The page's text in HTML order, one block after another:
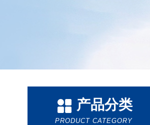
产品分类
PRODUCT CATEGORY